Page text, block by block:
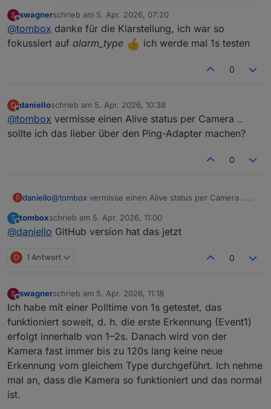
alarmInfo -> alarm_type
is die konfiguration des sirenen types deiner Kamera
hat nichts mit event alarm_typ zu tun
einfach austesten ob 1sek geht. man kann auch 0.5
S
Offline
swagnerschrieb am 5. Apr. 2026, 07:20
zuletzt editiert von
@tombox danke für die Klarstellung, ich war so
fokussiert auf alarm_type ich werde mal 1s testen
0
D
Offline
danielloschrieb am 5. Apr. 2026, 10:38
zuletzt editiert von
@tombox vermisse einen Alive status per Camera ..
sollte ich das lieber über den Ping-Adapter machen?
0
D daniello@tombox vermisse einen Alive status per Camera ..
T
Offline
tomboxschrieb am 5. Apr. 2026, 11:00
zuletzt editiert von
@daniello GitHub version hat das jetzt
D 1 Antwort 0
S
Offline
swagnerschrieb am 5. Apr. 2026, 11:18
zuletzt editiert von
Ich habe mit einer Polltime von 1s getestet, das
funktioniert soweit, d. h. die erste Erkennung (Event1)
erfolgt innerhalb von 1–2s. Danach wird von der
Kamera fast immer bis zu 120s lang keine neue
Erkennung vom gleichem Type durchgeführt. Ich nehme
mal an, dass die Kamera so funktioniert und das normal
ist.